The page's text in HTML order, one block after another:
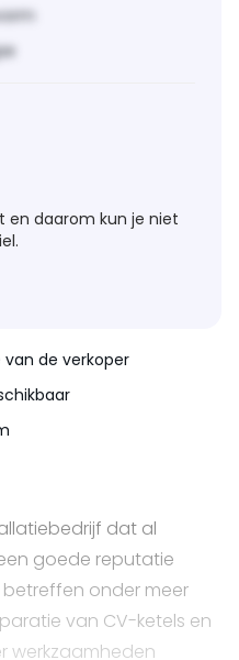
en daarom kun je niet
de verkoper
dat al
goede reputatie
onder meer
van CV-ketels en
werkzaamheden